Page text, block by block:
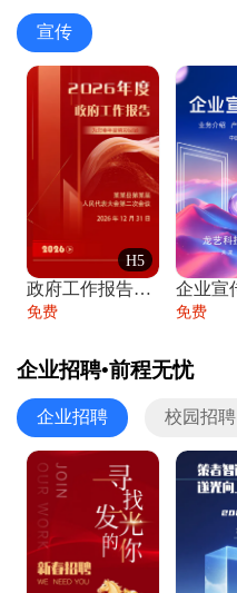
宣传
H5
政府工作报告政府年终工作总结
免费 免费
企业招聘•前程无忧
企业招聘 校园招聘